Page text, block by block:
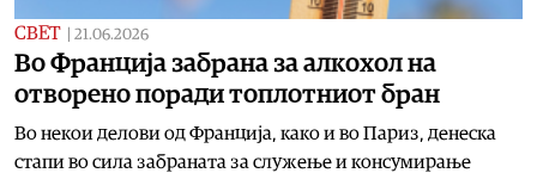
СВЕТ 21.06.2026
Во Франција забрана за алкохол на
отворено поради топлотниот бран
Во некои делови од Франција, како и во Париз, денеска
стапи во сила забраната за служење и консумирање